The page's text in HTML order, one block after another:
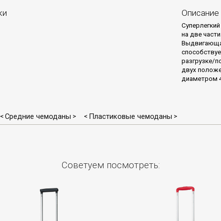
Описание
на две
разгрузке/
двух
диаметром
< Средние чемоданы > < Пластиковые чемоданы >
Советуем посмотреть: